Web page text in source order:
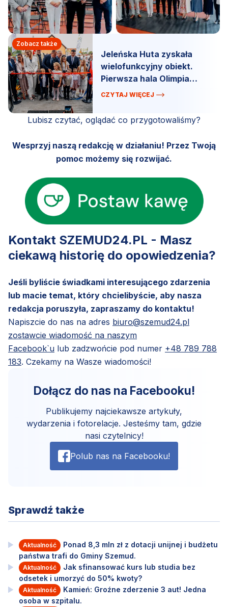
Zobacz także
Jeleńska Huta zyskała
wielofunkcyjny obiekt.
Pierwsza hala Olimpia
oficjalnie otwarta.
CZYTAJ WIĘCEJ
Lubisz czytać, oglądać co przygotowaliśmy?
Wesprzyj naszą redakcję w działaniu! Przez Twoją
pomoc możemy się rozwijać.
Kontakt SZEMUD24.PL - Masz
ciekawą historię do opowiedzenia?
Jeśli byliście świadkami interesującego zdarzenia
lub macie temat, który chcielibyście, aby nasza
redakcja poruszyła, zapraszamy do kontaktu!
Napiszcie do nas na adres biuro@szemud24.pl
zostawcie wiadomość na naszym
Facebook`u lub zadzwońcie pod numer +48 789 788
183. Czekamy na Wasze wiadomości!
Dołącz do nas na Facebooku!
Publikujemy najciekawsze artykuły,
wydarzenia i fotorelacje. Jesteśmy tam, gdzie
nasi czytelnicy!
Polub nas na Facebooku!
Sprawdź także
Aktualność
Ponad 8,3 mln zł z dotacji unijnej i budżetu
państwa trafi do Gminy Szemud.
Aktualność
Jak sfinansować kurs lub studia bez
odsetek i umorzyć do 50% kwoty?
Aktualność
Kamień: Groźne zderzenie 3 aut! Jedna
osoba w szpitalu.